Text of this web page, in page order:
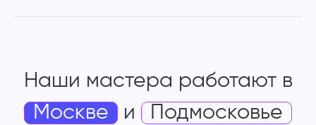
Наши мастера работают в
Москве
и Подмосковье